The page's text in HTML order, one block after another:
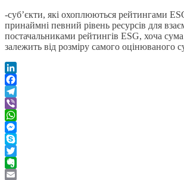
-суб’єкти, які охоплюються рейтингами
принаймні певний рівень ресурсів для
постачальниками рейтингів ESG, хоча
залежить від розміру самого оцінюваного
LinkedIn
Facebook
Telegram
Viber
WhatsApp
Messenger
Skype
Twitter
Evernote